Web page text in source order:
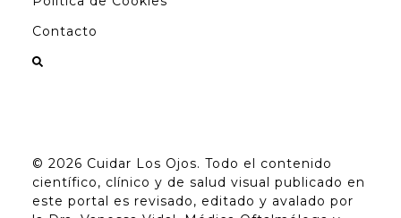
Contacto
© 2026 Cuidar Los Ojos. Todo el contenido
científico, clínico y de salud visual publicado en
este portal es revisado, editado y avalado por